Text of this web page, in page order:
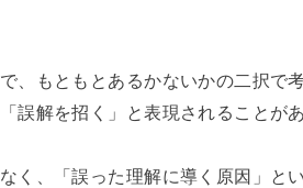
、もともとあるかないかの二択で
誤解を招く」と表現されることがあ
く、「誤った理解に導く原因」と